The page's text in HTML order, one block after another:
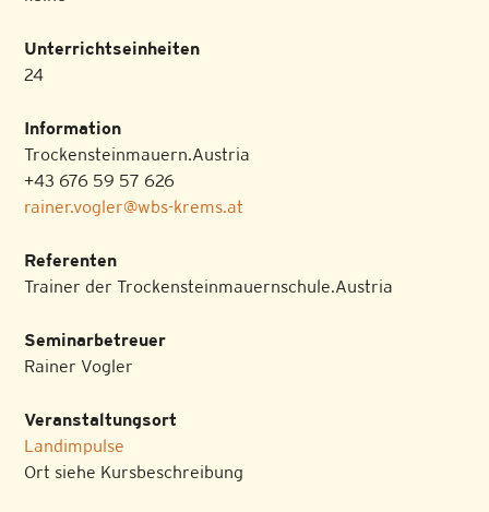
Unterrichtseinheiten
24
Information
Trockensteinmauern.Austria
+43 676 59 57 626
rainer.vogler@wbs-krems.at
Referenten
Trainer der Trockensteinmauernschule.Austria
Seminarbetreuer
Rainer Vogler
Veranstaltungsort
Landimpulse
Ort siehe Kursbeschreibung